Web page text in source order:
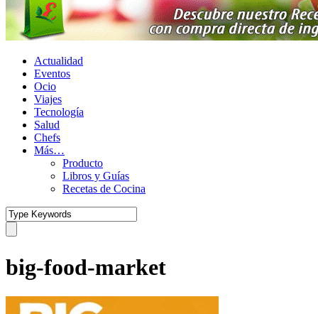
Actualidad
Eventos
Ocio
Viajes
Tecnología
Salud
Chefs
Más…
Producto
Libros y Guías
Recetas de Cocina
big-food-market